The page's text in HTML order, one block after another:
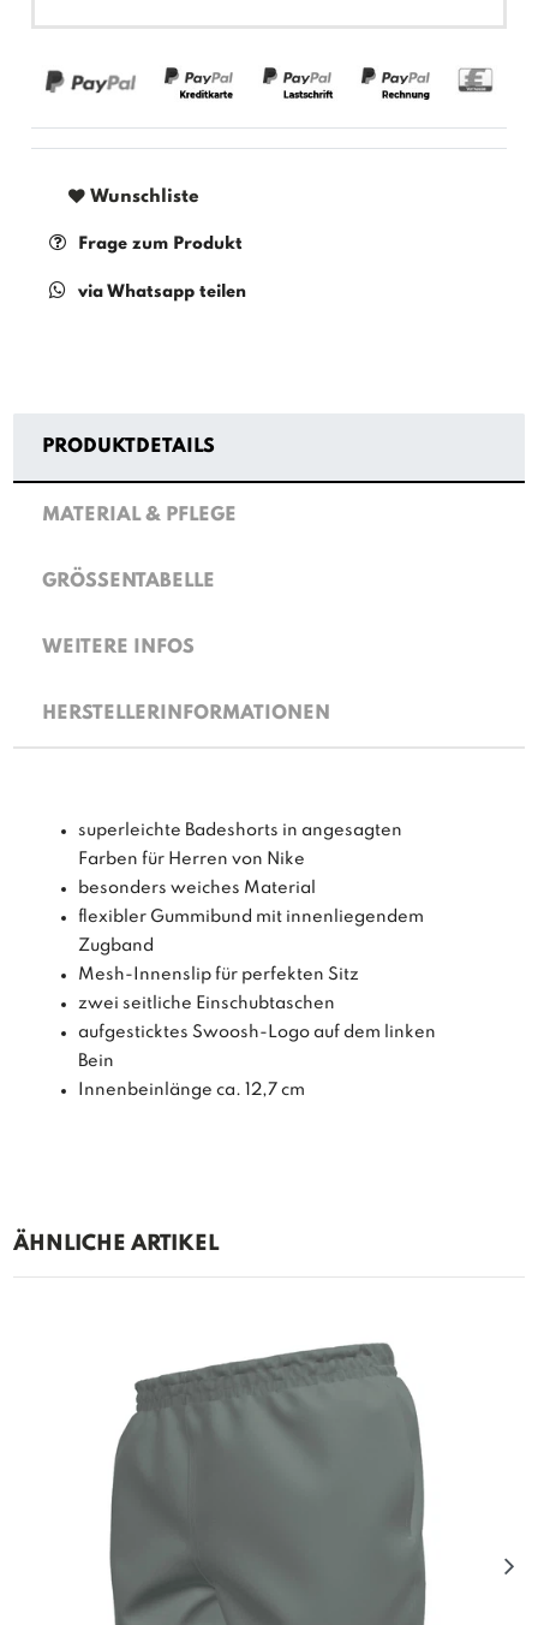
Wunschliste
Frage zum Produkt
via Whatsapp teilen
PRODUKTDETAILS
MATERIAL & PFLEGE
GRÖSSENTABELLE
WEITERE INFOS
HERSTELLERINFORMATIONEN
superleichte Badeshorts in angesagten
Farben für Herren von Nike
besonders weiches Material
flexibler Gummibund mit innenliegendem
Zugband
Mesh-Innenslip für perfekten Sitz
zwei seitliche Einschubtaschen
aufgesticktes Swoosh-Logo auf dem linken
Bein
Innenbeinlänge ca. 12,7 cm
ÄHNLICHE ARTIKEL